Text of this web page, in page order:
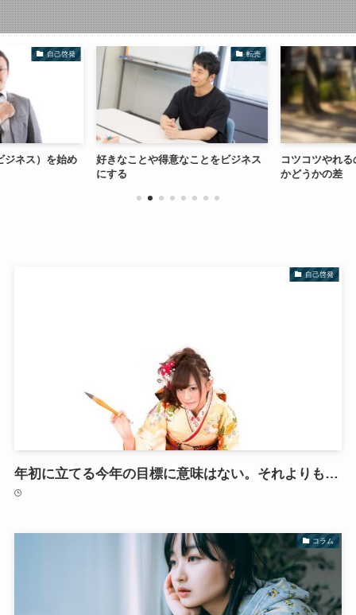
自己啓発
ネス）を始め
転売
好きなことや得意なことをビジネス
にする
コツコツやれる
かどうかの差
自己啓発
年初に立てる今年の目標に意味はない。それよりも…
コラム